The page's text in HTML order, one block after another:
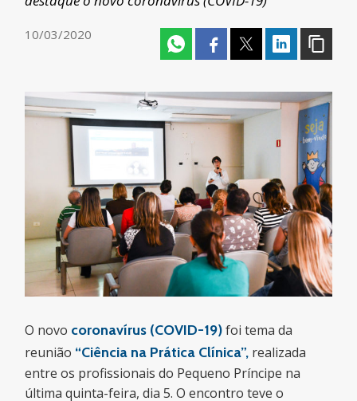
10/03/2020
O novo coronavírus (COVID-19)foi tema da
reunião “Ciência na Prática Clínica”, realizada
entre os profissionais do Pequeno Príncipe na
última quinta-feira, dia 5. O encontro teve o